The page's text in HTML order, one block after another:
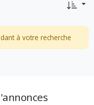
à votre recherche